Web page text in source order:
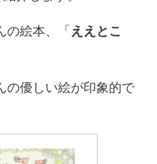
の絵本、「 ええとこ
の優しい絵が印象的で